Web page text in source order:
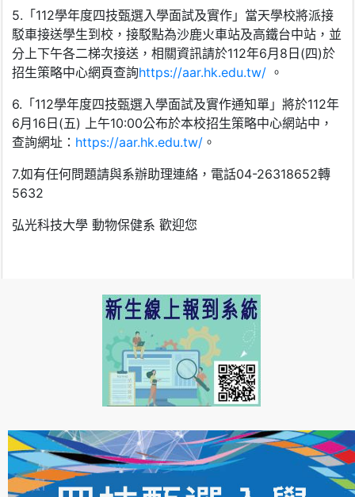
5.「112學年度四技甄選入學面試及實作」當天學校將派接
駁車接送學生到校，接駁點為沙鹿火車站及高鐵台中站，並
分上下午各二梯次接送，相關資訊請於112年6月8日(四)於
招生策略中心網頁查詢https://aar.hk.edu.tw/ 。
6.「112學年度四技甄選入學面試及實作通知單」將於112年
6月16日(五) 上午10:00公布於本校招生策略中心網站中，
查詢網址： https://aar.hk.edu.tw/ 。
7.如有任何問題請與系辦助理連絡，電話04-26318652轉
5632
弘光科技大學 動物保健系 歡迎您